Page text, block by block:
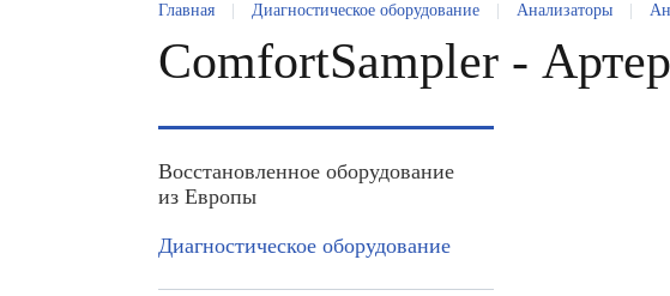
Главная Диагностическое оборудование Анализаторы
ComfortSampler -
Восстановленное оборудование
из Европы
Диагностическое оборудование